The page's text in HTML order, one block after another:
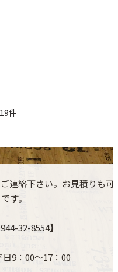
件
連絡下さい。お見積りも可
です。
32-8554】
9：00～17：00